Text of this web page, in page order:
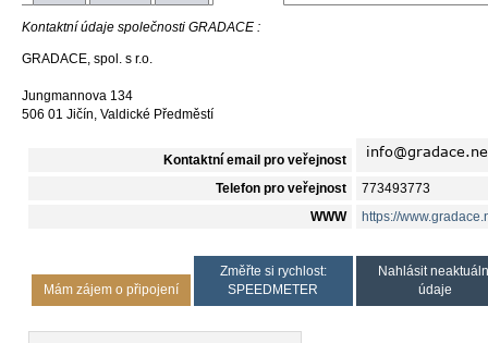
Kontaktní údaje společnosti GRADACE :
GRADACE, spol. s r.o.
Jungmannova 134
506 01 Jičín, Valdické Předměstí
Kontaktní email pro veřejnost
Telefon pro veřejnost 773493773
WWW https://
Mám zájem o připojení
Změřte si rychlost:
SPEEDMETER
Nahlásit
údaje